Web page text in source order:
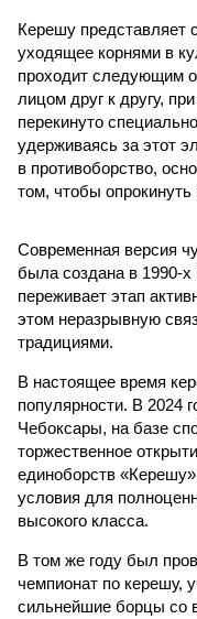
Керешу представляет
уходящее корнями в
проходит следующим
лицом друг к другу,
перекинуто
удерживаясь за этот
в противоборство,
том, чтобы опрокинуть
Современная версия
была создана в 1990-х
переживает этап
этом неразрывную
традициями.
В настоящее время
популярности. В 2024
Чебоксары, на базе
торжественное
единоборств
условия для
высокого класса.
В том же году был
чемпионат по керешу,
сильнейшие борцы со